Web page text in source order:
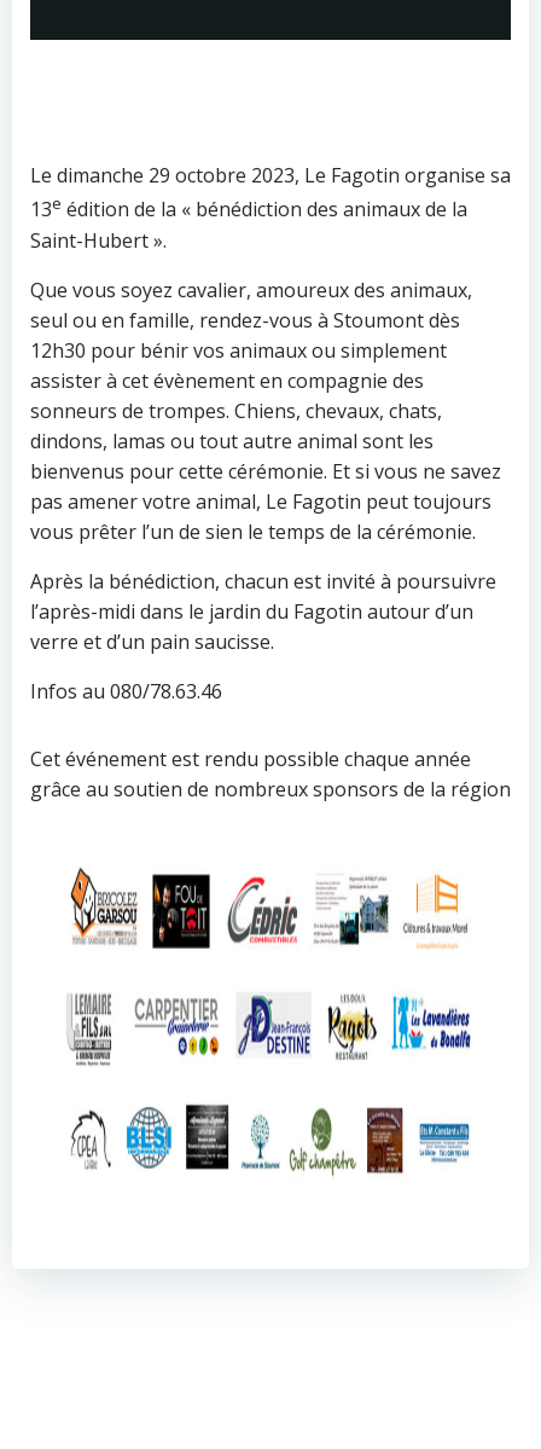
Le dimanche 29 octobre 2023, Le Fagotin organise sa
13e édition de la « bénédiction des animaux de la
Saint-Hubert ».
Que vous soyez cavalier, amoureux des animaux,
seul ou en famille, rendez-vous à Stoumont dès
12h30 pour bénir vos animaux ou simplement
assister à cet évènement en compagnie des
sonneurs de trompes. Chiens, chevaux, chats,
dindons, lamas ou tout autre animal sont les
bienvenus pour cette cérémonie. Et si vous ne savez
pas amener votre animal, Le Fagotin peut toujours
vous prêter l’un de sien le temps de la cérémonie.
Après la bénédiction, chacun est invité à poursuivre
l’après-midi dans le jardin du Fagotin autour d’un
verre et d’un pain saucisse.
Infos au 080/78.63.46
Cet événement est rendu possible chaque année
grâce au soutien de nombreux sponsors de la région